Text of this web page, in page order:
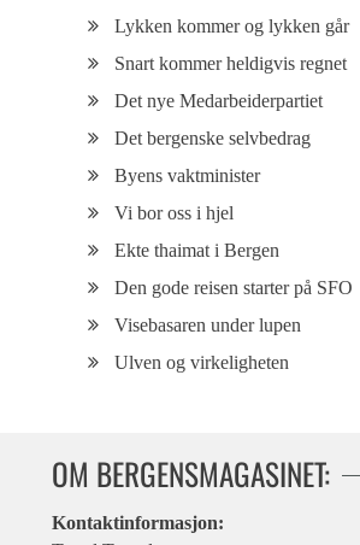
Lykken kommer og lykken går
Snart kommer heldigvis regnet
Det nye Medarbeiderpartiet
Det bergenske selvbedrag
Byens vaktminister
Vi bor oss i hjel
Ekte thaimat i Bergen
Den gode reisen starter på SFO
Visebasaren under lupen
Ulven og virkeligheten
OM BERGENSMAGASINET:
Kontaktinformasjon: